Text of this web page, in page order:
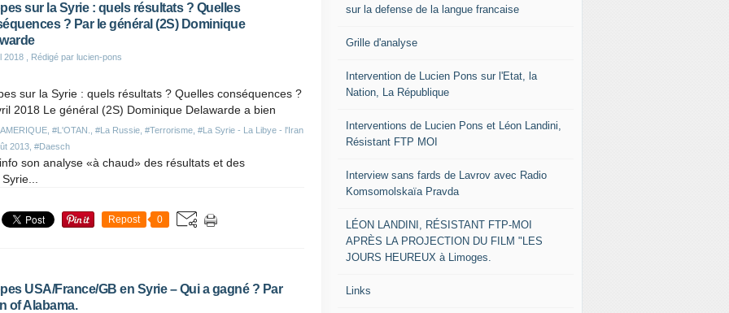
sur la Syrie : quels résultats ? Quelles
? Par le général (2S) Dominique
2018 , Rédigé par lucien-pons
#L'OTAN. #La Russie #Terrorisme #La Syrie - La Libye - l'Iran
2013 #Daesch
sur la Syrie : quels résultats ? Quelles conséquences ?
2018 Le général (2S) Dominique Delawarde a bien
son analyse «à chaud» des résultats et des
Repost 0
USA/France/GB en Syrie – Qui a gagné ? Par
of Alabama.
sur la defense de la langue francaise
Grille d'analyse
Intervention de Lucien Pons sur l'Etat, la
Nation, La République
Interventions de Lucien Pons et Léon Landini,
Résistant FTP MOI
Interview sans fards de Lavrov avec Radio
Komsomolskaïa Pravda
LÉON LANDINI, RÉSISTANT FTP-MOI
APRÈS LA PROJECTION DU FILM "LES
JOURS HEUREUX à Limoges.
Links